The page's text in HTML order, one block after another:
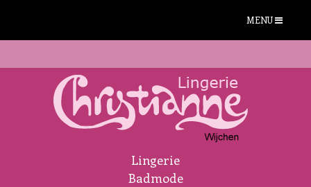
MENU
Lingerie
Badmode